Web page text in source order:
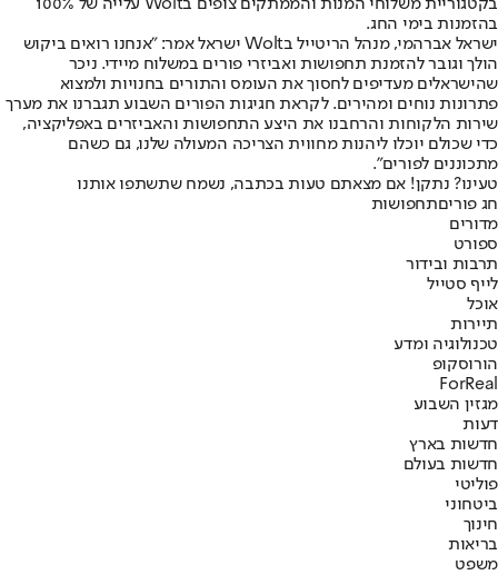
בקטגוריית משלוחי המנות והממתקים צופים בWolt עלייה של 100%
בהזמנות בימי החג.
ישראל אברהמי, מנהל הריטייל בWolt ישראל אמר: ״אנחנו רואים ביקוש
הולך וגובר להזמנת תחפושות ואביזרי פורים במשלוח מיידי. ניכר
שהישראלים מעדיפים לחסוך את העומס והתורים בחנויות ולמצוא
פתרונות נוחים ומהירים. לקראת חגיגות הפורים השבוע תגברנו את מערך
שירות הלקוחות והרחבנו את היצע התחפושות והאביזרים באפליקציה,
כדי שכולם יוכלו ליהנות מחווית הצריכה המעולה שלנו, גם כשהם
מתכוננים לפורים״.
טעינו? נתקן! אם מצאתם טעות בכתבה, נשמח שתשתפו אותנו
חג פוריםתחפושות
מדורים
ספורט
תרבות ובידור
לייף סטייל
אוכל
תיירות
טכנולוגיה ומדע
הורוסקופ
ForReal
מגזין השבוע
דעות
חדשות בארץ
חדשות בעולם
פוליטי
ביטחוני
חינוך
בריאות
משפט